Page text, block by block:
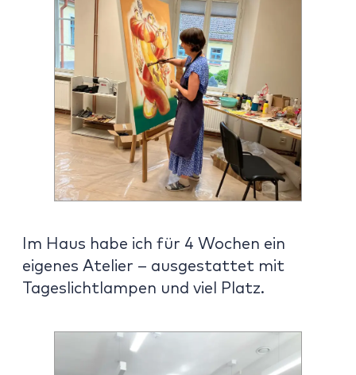
Im Haus habe ich für 4 Wochen ein
eigenes Atelier – ausgestattet mit
Tageslichtlampen und viel Platz.